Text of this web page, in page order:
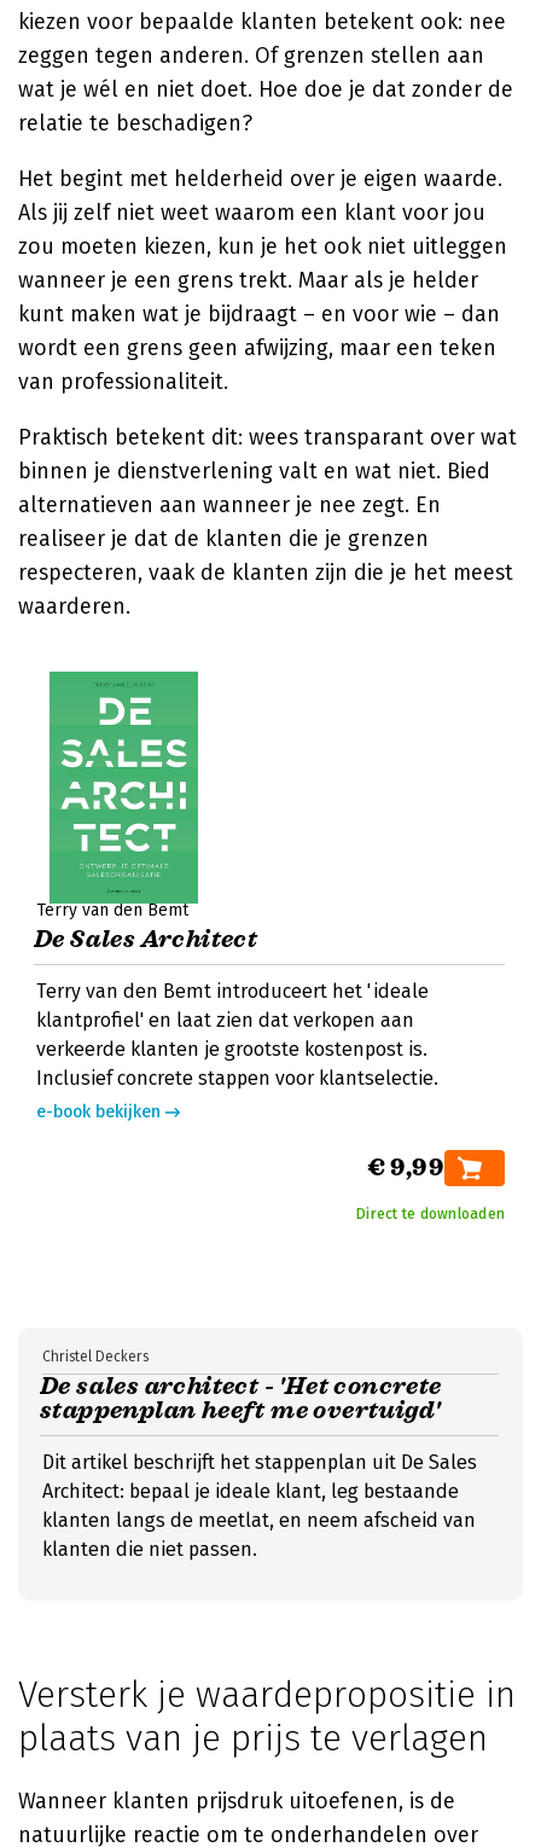
kiezen voor bepaalde klanten betekent ook: nee
zeggen tegen anderen. Of grenzen stellen aan
wat je wél en niet doet. Hoe doe je dat zonder de
relatie te beschadigen?
Het begint met helderheid over je eigen waarde.
Als jij zelf niet weet waarom een klant voor jou
zou moeten kiezen, kun je het ook niet uitleggen
wanneer je een grens trekt. Maar als je helder
kunt maken wat je bijdraagt – en voor wie – dan
wordt een grens geen afwijzing, maar een teken
van professionaliteit.
Praktisch betekent dit: wees transparant over wat
binnen je dienstverlening valt en wat niet. Bied
alternatieven aan wanneer je nee zegt. En
realiseer je dat de klanten die je grenzen
respecteren, vaak de klanten zijn die je het meest
waarderen.
Terry van den Bemt
De Sales Architect
Terry van den Bemt introduceert het 'ideale
klantprofiel' en laat zien dat verkopen aan
verkeerde klanten je grootste kostenpost is.
Inclusief concrete stappen voor klantselectie.
e-book bekijken
€ 9,99
Direct te downloaden
De sales architect - 'Het concrete
stappenplan heeft me overtuigd'
Christel Deckers
Dit artikel beschrijft het stappenplan uit De Sales
Architect: bepaal je ideale klant, leg bestaande
klanten langs de meetlat, en neem afscheid van
klanten die niet passen.
Versterk je waardepropositie in
plaats van je prijs te verlagen
Wanneer klanten prijsdruk uitoefenen, is de
natuurlijke reactie om te onderhandelen over